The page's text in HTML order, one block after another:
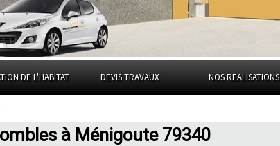
DE L'HABITAT DEVIS TRAVAUX NOS REALISATIONS
à Ménigoute 79340